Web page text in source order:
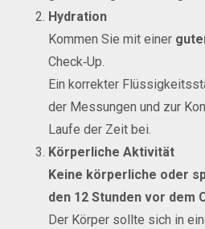
Hydration
Kommen Sie mit einer
Check‑Up.
Ein korrekter
der Messungen und zur
Laufe der Zeit bei.
Körperliche Aktivität
Keine körperliche oder
den 12 Stunden vor dem
Der Körper sollte sich in